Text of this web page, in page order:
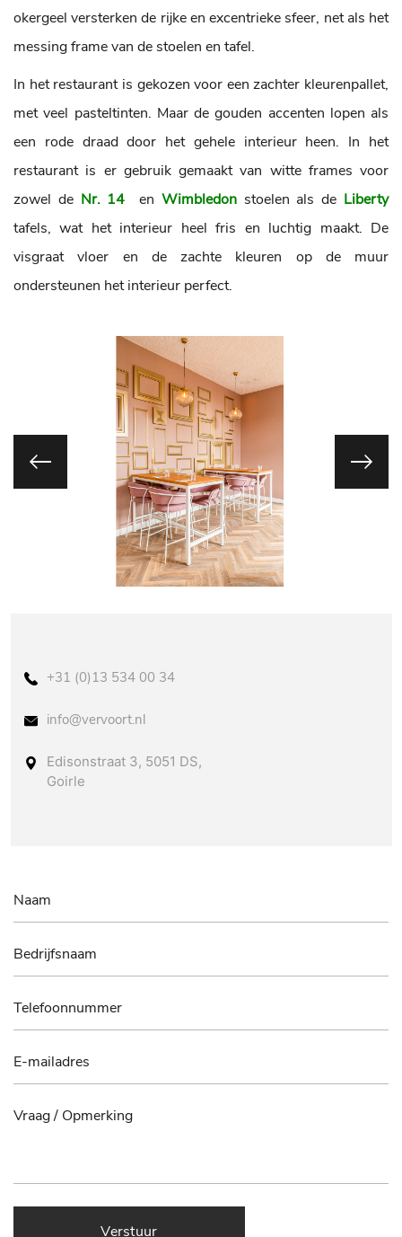
okergeel versterken de rijke en excentrieke sfeer, net als het
messing frame van de stoelen en tafel.
In het restaurant is gekozen voor een zachter kleurenpallet,
met veel pasteltinten. Maar de gouden accenten lopen als
een rode draad door het gehele interieur heen. In het
restaurant is er gebruik gemaakt van witte frames voor
zowel de Nr. 14 en Wimbledonstoelen als de Liberty
tafels, wat het interieur heel fris en luchtig maakt. De
visgraat vloer en de zachte kleuren op de muur
ondersteunen het interieur perfect.
+31 (0)13 534 00 34
info@vervoort.nl
Edisonstraat 3, 5051 DS,
Goirle
Verstuur